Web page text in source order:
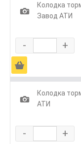
1
Колодка
Завод АТИ
- +
Ä
1
Колодка
АТИ
- +